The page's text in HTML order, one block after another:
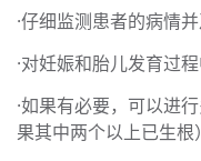
·仔细监测患者的病情
·对妊娠和胎儿发育过
·如果有必要，可以进
果其中两个以上已生根